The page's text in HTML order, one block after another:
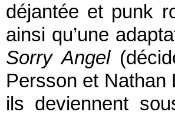
déjantée et punk
ainsi qu’une
Sorry Angel
Persson et Nathan
ils deviennent